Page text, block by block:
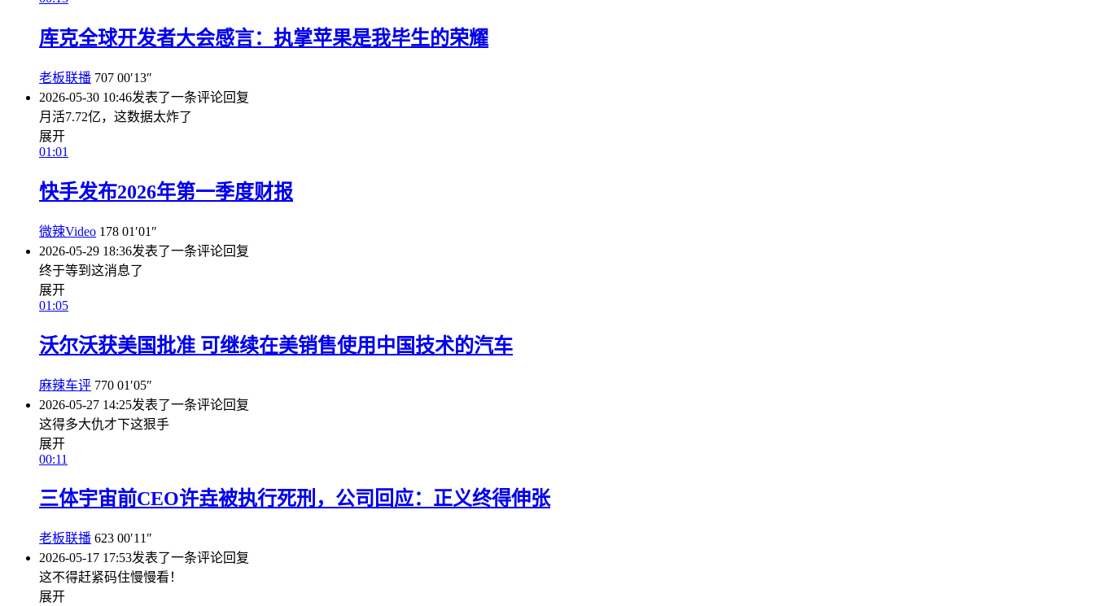
库克全球开发者大会感言：执掌苹果是我毕生的荣耀
老板联播 707 00′13″
2026-05-30 10:46发表了一条评论回复
月活7.72亿，这数据太炸了
展开
01:01
快手发布2026年第一季度财报
微辣Video 178 01′01″
2026-05-29 18:36发表了一条评论回复
终于等到这消息了
展开
01:05
沃尔沃获美国批准 可继续在美销售使用中国技术的汽车
麻辣车评 770 01′05″
2026-05-27 14:25发表了一条评论回复
这得多大仇才下这狠手
展开
00:11
三体宇宙前CEO许垚被执行死刑，公司回应：正义终得伸张
老板联播 623 00′11″
2026-05-17 17:53发表了一条评论回复
这不得赶紧码住慢慢看！
展开